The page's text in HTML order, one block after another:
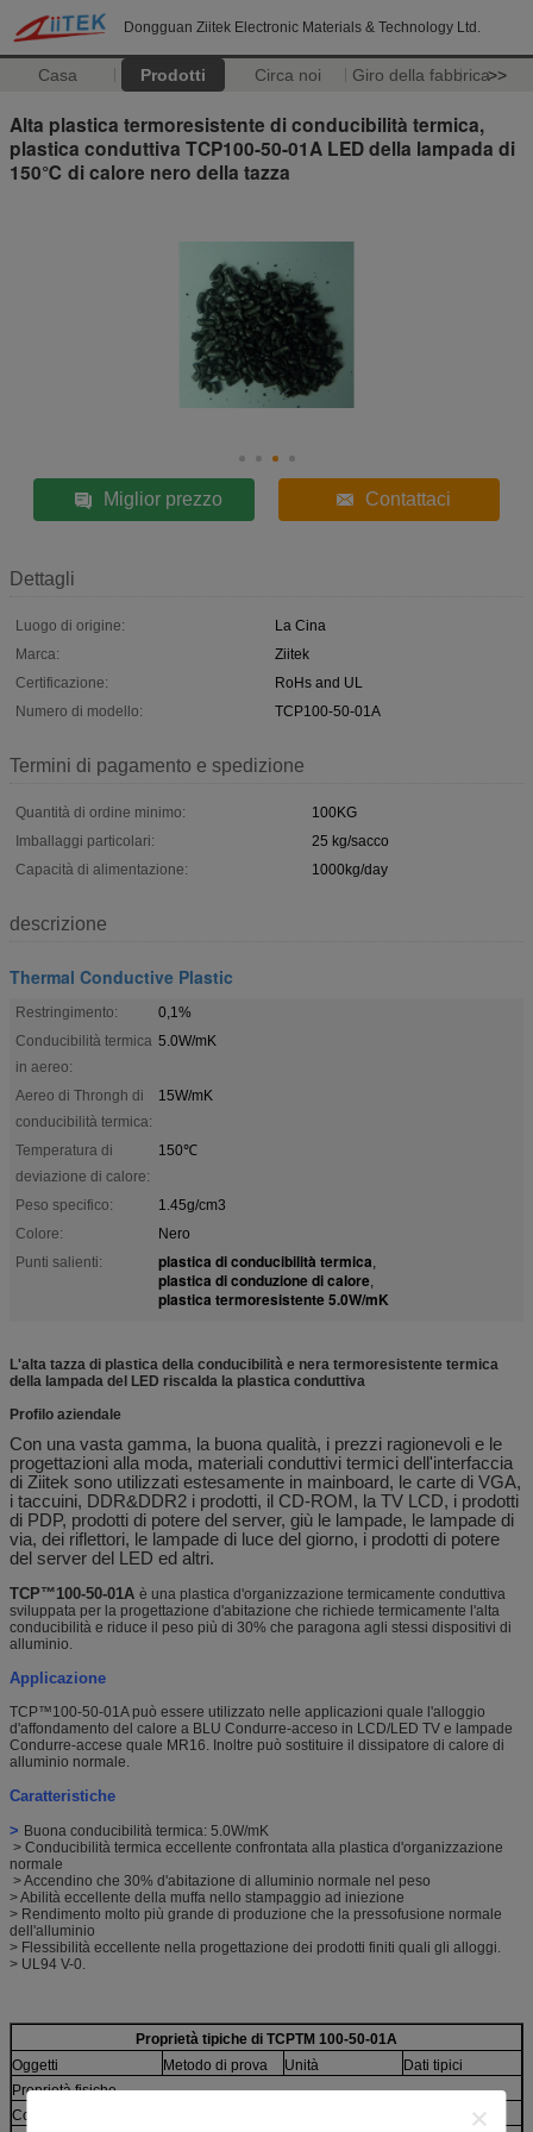
Dongguan Ziitek Electronic Materials & Technology Ltd.
Casa Prodotti Circa noi Giro della fabbrica>>
Alta plastica termoresistente di conducibilità termica,
plastica conduttiva TCP100-50-01A LED della lampada di
150℃ di calore nero della tazza
Miglior prezzo Contattaci
Dettagli
Luogo di origine:
La Cina
Marca:
Ziitek
Certificazione:
RoHs and UL
Numero di modello:
TCP100-50-01A
Termini di pagamento e spedizione
Quantità di ordine minimo:
100KG
Imballaggi particolari:
25 kg/sacco
Capacità di alimentazione:
1000kg/day
descrizione
Thermal Conductive Plastic
Restringimento:
0,1%
Conducibilità termica
in aereo:
5.0W/mK
Aereo di Throngh di
conducibilità termica:
15W/mK
Temperatura di
deviazione di calore:
150℃
Peso specifico:
1.45g/cm3
Colore:
Nero
Punti salienti:
plastica di conducibilità termica,
plastica di conduzione di calore,
plastica termoresistente 5.0W/mK
L'alta tazza di plastica della conducibilità e nera termoresistente termica
della lampada del LED riscalda la plastica conduttiva
Profilo aziendale
Con una vasta gamma, la buona qualità, i prezzi ragionevoli e le
progettazioni alla moda, materiali conduttivi termici dell'interfaccia
di Ziitek sono utilizzati estesamente in mainboard, le carte di VGA,
i taccuini, DDR&DDR2 i prodotti, il CD-ROM, la TV LCD, i prodotti
di PDP, prodotti di potere del server, giù le lampade, le lampade di
via, dei riflettori, le lampade di luce del giorno, i prodotti di potere
del server del LED ed altri.
TCP™100-50-01A è una plastica d'organizzazione termicamente conduttiva
sviluppata per la progettazione d'abitazione che richiede termicamente l'alta
conducibilità e riduce il peso più di 30% che paragona agli stessi dispositivi di
alluminio.
Applicazione
TCP™100-50-01A può essere utilizzato nelle applicazioni quale l'alloggio
d'affondamento del calore a BLU Condurre-acceso in LCD/LED TV e lampade
Condurre-accese quale MR16. Inoltre può sostituire il dissipatore di calore di
alluminio normale.
Caratteristiche
> Buona conducibilità termica: 5.0W/mK
> Conducibilità termica eccellente confrontata alla plastica d'organizzazione
normale
> Accendino che 30% d'abitazione di alluminio normale nel peso
> Abilità eccellente della muffa nello stampaggio ad iniezione
> Rendimento molto più grande di produzione che la pressofusione normale
dell'alluminio
> Flessibilità eccellente nella progettazione dei prodotti finiti quali gli alloggi.
> UL94 V-0.
Proprietà tipiche di TCPTM 100-50-01A
Oggetti
Metodo di prova Unità
Dati tipici
Proprietà fisiche
Colore